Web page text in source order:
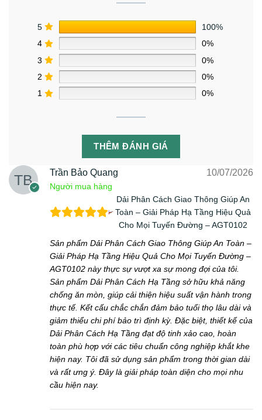
5
100%
4
0%
3
0%
2
0%
1
0%
THÊM ĐÁNH GIÁ
Trần Bảo Quang
Người mua hàng
10/07/2026
Dải Phân Cách Giao Thông Giúp An
Toàn – Giải Pháp Hạ Tầng Hiệu Quả
Cho Mọi Tuyến Đường – AGT0102
Sản phẩm Dải Phân Cách Giao Thông Giúp An Toàn –
Giải Pháp Hạ Tầng Hiệu Quả Cho Mọi Tuyến Đường –
AGT0102 này thực sự vượt xa sự mong đợi của tôi.
Sản phẩm Dải Phân Cách Hạ Tầng sở hữu khả năng
chống ăn mòn, giúp cải thiện hiệu suất vận hành trong
thực tế. Kết cấu chắc chắn đảm bảo tuổi thọ lâu dài và
giảm thiểu chi phí bảo trì định kỳ. Đặc biệt, thiết kế của
Dải Phân Cách Hạ Tầng đạt độ tinh xảo cao, hoàn
toàn phù hợp với các tiêu chuẩn công nghiệp khắt khe
hiện nay. Tôi đã sử dụng sản phẩm trong thời gian dài
và rất ưng ý. Đây là giải pháp toàn diện cho mọi nhu
cầu hiện nay.